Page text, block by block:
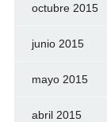
octubre 2015
junio 2015
mayo 2015
abril 2015